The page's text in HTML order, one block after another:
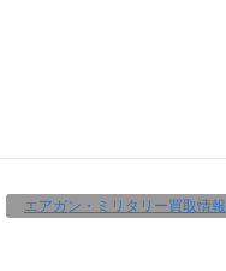
エアガン・ミリタリー買取情報